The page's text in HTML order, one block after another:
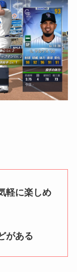
軽に楽しめ
がある